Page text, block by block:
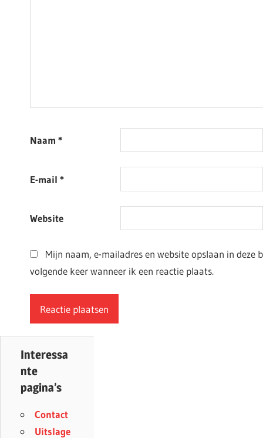
Naam *
E-mail *
Website
Mijn naam, e-mailadres en website opslaan in deze
volgende keer wanneer ik een reactie plaats.
Interessa
nte
pagina’s
Contact
Uitslage